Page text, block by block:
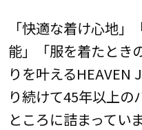
「快適な着け心地
能」「服を着たとき
りを叶える
り続けて45年以上の
ところに詰まってい